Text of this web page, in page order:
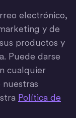
electrónico,
y de
productos y
Puede darse
cualquier
nuestras
Política de